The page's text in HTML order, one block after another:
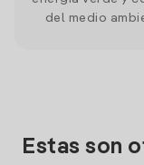
del medio
Estas son